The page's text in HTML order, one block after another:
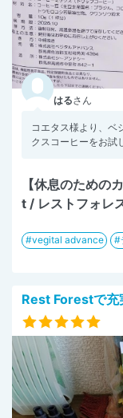
はるさん
コエタス様より、ベ
クスコーヒーをお試
【休息のための
t / レストフォレ
vegital advance
Rest Forestで充